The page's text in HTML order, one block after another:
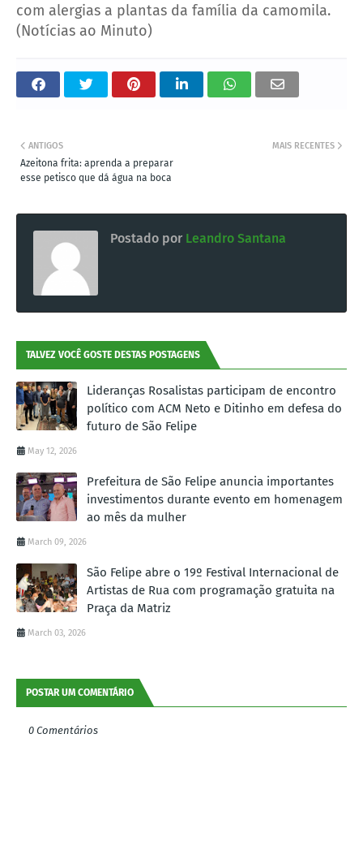
com alergias a plantas da família da camomila.
(Notícias ao Minuto)
MAIS RECENTES
ANTIGOS
Azeitona frita: aprenda a preparar
esse petisco que dá água na boca
Postado por Leandro Santana
TALVEZ VOCÊ GOSTE DESTAS POSTAGENS
Lideranças Rosalistas participam de encontro
político com ACM Neto e Ditinho em defesa do
futuro de São Felipe
May 12, 2026
Prefeitura de São Felipe anuncia importantes
investimentos durante evento em homenagem
ao mês da mulher
March 09, 2026
São Felipe abre o 19º Festival Internacional de
Artistas de Rua com programação gratuita na
Praça da Matriz
March 03, 2026
POSTAR UM COMENTÁRIO
0 Comentários